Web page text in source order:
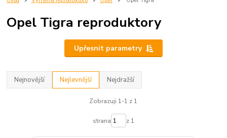
Opel Tigra reproduktory
Upřesnit parametry
Nejnovější Nejlevnější Nejdražší
Zobrazuji 1-1 z 1
strana z 1